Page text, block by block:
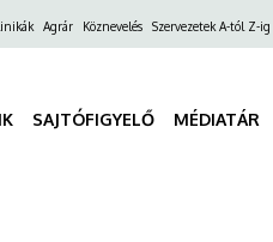
Agrár Köznevelés Szervezetek A-tól Z-ig
SAJTÓFIGYELŐ MÉDIATÁR